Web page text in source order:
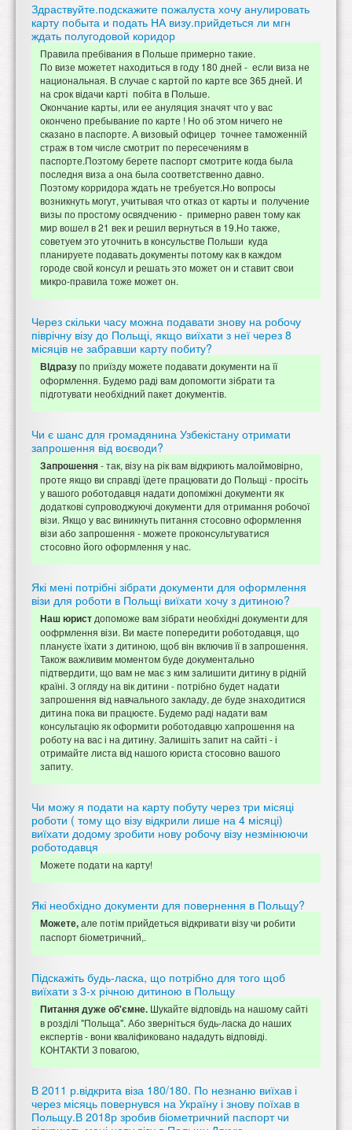
Здраствуйте.подскажите пожалуста хочу анулировать
карту побыта и подать НА визу.прийдеться ли мгн
ждать полугодовой коридор
Правила пребівания в Польше примерно такие.
По визе можетет находиться в году 180 дней - если виза не
национальная. В случае с картой по карте все 365 дней. И
на срок відачи карті побіта в Польше.
Окончание карты, или ее ануляция значят что у вас
окончено пребывание по карте ! Но об этом ничего не
сказано в паспорте. А визовый офицер точнее таможенній
страж в том числе смотрит по пересечениям в
паспорте.Поэтому берете паспорт смотрите когда была
последня виза а она была соответственно давно.
Поэтому корридора ждать не требуется.Но вопросы
возникнуть могут, учитывая что отказ от карты и получение
визы по простому освядчению - примерно равен тому как
мир вошел в 21 век и решил вернуться в 19.Но также,
советуем это уточнить в консульстве Польши куда
планируете подавать документы потому как в каждом
городе свой консул и решать это может он и ставит свои
микро-правила тоже может он.
Через скільки часу можна подавати знову на робочу
піврічну візу до Польщі, якщо виїхати з неї через 8
місяців не забравши карту побиту?
ВІдразупо приїзду можете подавати документи на її
оформлення. Будемо раді вам допомогти зібрати та
підготувати необхідний пакет документів.
Чи є шанс для громадянина Узбекістану отримати
запрошення від воєводи?
Запрошення- так, візу на рік вам відкриють малоймовірно,
проте якщо ви справді їдете працювати до Польщі - просіть
у вашого роботодавця надати допоміжні документи як
додаткові супроводжуючі документи для отримання робочої
візи. Якщо у вас виникнуть питання стосовно оформлення
візи або запрошення - можете проконсультуватися
стосовно його оформлення у нас.
Які мені потрібні зібрати документи для оформлення
візи для роботи в Польщі виїхати хочу з дитиною?
Наш юрист допоможе вам зібрати необхідні документи для
оофрмлення візи. Ви маєте попередити роботодавця, що
плануєте їхати з дитиною, щоб він включив її в запрошення.
Також важливим моментом буде документально
підтвердити, що вам не має з ким залишити дитину в рідній
країні. З огляду на вік дитини - потрібно будет надати
запрошення від навчального закладу, де буде знаходитися
дитина пока ви працюєте. Будемо раді надати вам
консультацію як оформити роботодавцю хапрошення на
роботу на вас і на дитину. Залишіть запит на сайті - і
отримайте листа від нашого юриста стосовно вашого
запиту.
Чи можу я подати на карту побуту через три місяці
роботи ( тому що візу відкрили лише на 4 місяці)
виїхати додому зробити нову робочу візу незмінюючи
роботодавця
Можете подати на карту!
Які необхідно документи для повернення в Польщу?
Можете,але потім прийдеться відкривати візу чи робити
паспорт біометричний,.
Підскажіть будь-ласка, що потрібно для того щоб
виїхати з 3-х річною дитиною в Польщу
Питання дуже об'ємне. Шукайте відповідь на нашому сайті
в розділі "Польща". Або зверніться будь-ласка до наших
експертів - вони кваліфиковано нададуть відповіді.
КОНТАКТИ З повагою,
В 2011 р.відкрита віза 180/180. По незнаню виїхав і
через місяць повернувся на Україну і знову поїхав в
Польщу.В 2018р зробив біометричний паспорт чи